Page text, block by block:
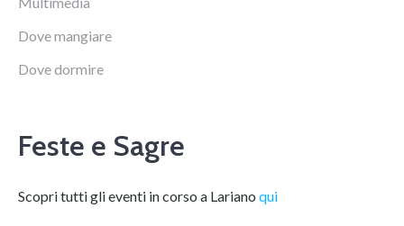
Dove mangiare
Dove dormire
Feste e Sagre
Scopri tutti gli eventi in corso a Lariano qui